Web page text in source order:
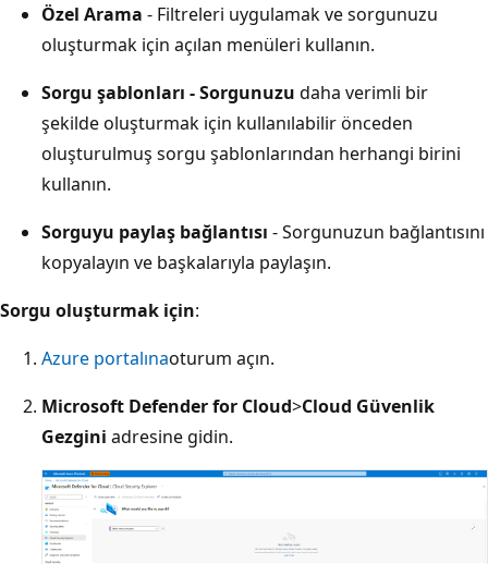
Özel Arama - Filtreleri uygulamak ve sorgunuzu
oluşturmak için açılan menüleri kullanın.
Sorgu şablonları - Sorgunuzu daha verimli bir
şekilde oluşturmak için kullanılabilir önceden
oluşturulmuş sorgu şablonlarından herhangi birini
kullanın.
Sorguyu paylaş bağlantısı - Sorgunuzun bağlantısını
kopyalayın ve başkalarıyla paylaşın.
Sorgu oluşturmak için:
Azure portalınaoturum açın.
Microsoft Defender for Cloud>Cloud Güvenlik
Gezgini adresine gidin.